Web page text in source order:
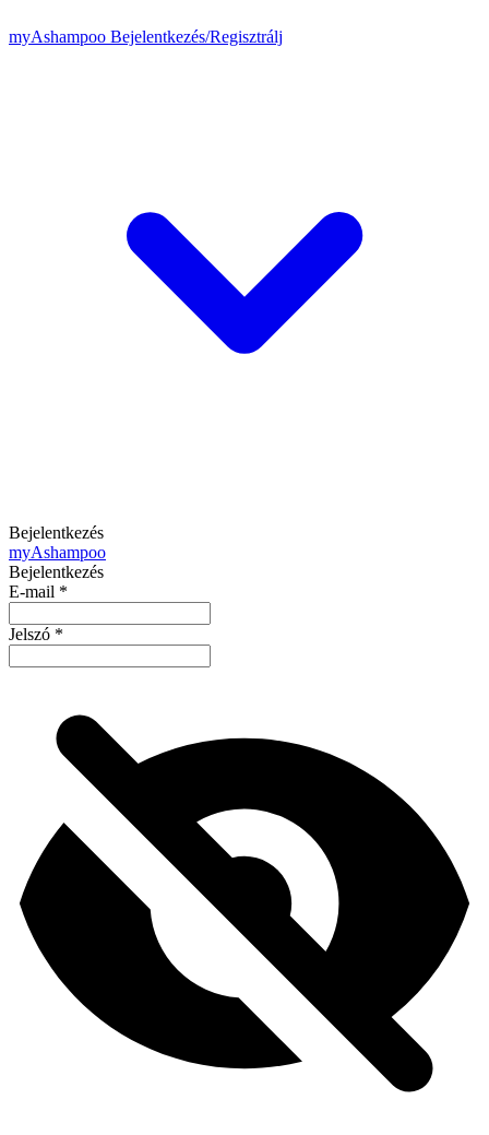
myAshampoo Bejelentkezés/Regisztrálj
Bejelentkezés
myAshampoo
Bejelentkezés
E-mail *
Jelszó *